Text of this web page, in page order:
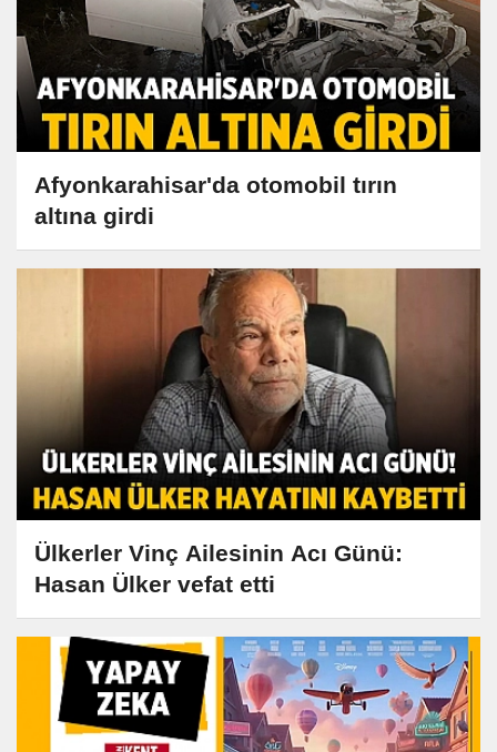
Afyonkarahisar'da otomobil tırın
altına girdi
Ülkerler Vinç Ailesinin Acı Günü:
Hasan Ülker vefat etti